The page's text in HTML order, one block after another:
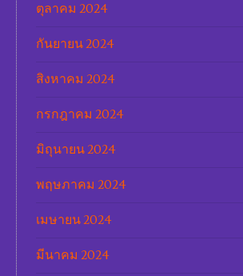
ตุลาคม 2024
กันยายน 2024
สิงหาคม 2024
กรกฎาคม 2024
มิถุนายน 2024
พฤษภาคม 2024
เมษายน 2024
มีนาคม 2024